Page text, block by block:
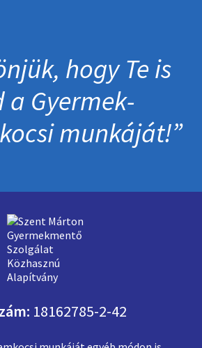
hogy Te is
a Gyermek­
munkáját!
18162785-2-42